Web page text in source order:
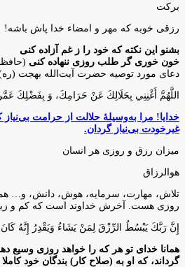
برکت
رزقی خوبه كه مهر و امضاء خدا پاش باشه!
بشنو این نکته که خود را ز غم آزاده کنی
خون خوری گر طلب روزی ننهاده کنی
دعای مورد توصیه حضرت آیت‌الله بهجت
اللَّهُمَّ أَغْنِنِي بِحَلَالِكَ عَنْ حَرَامِكَ، وَ بِفَضْلِكَ
خدایا! مرا به‌وسیلۀ حلالت از حرامت
غیرخودت بی‌نیاز گردان.
میزان رزق و روزی هر انسان
هوالرزاق
تلاش، مهارت، سرمايه، هوش، دانش، و…
روزى هست. آخرش خداوند است كه كم و
إِنَّ رَبَّكَ يَبْسُطُ الرِّزْقَ لِمَنْ يَشَاءُ وَيَقْدِرُ إِنَّهُ كَانَ
همانا خدای تو هر که را خواهد روزی وسیع
گرداند، که او به (صلاح کار) بندگان خود